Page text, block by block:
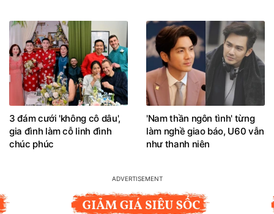
3 đám cưới 'không cô dâu',
gia đình làm cỗ linh đình
chúc phúc
'Nam thần ngôn tình' từng
làm nghề giao báo, U60 vẫn
như thanh niên